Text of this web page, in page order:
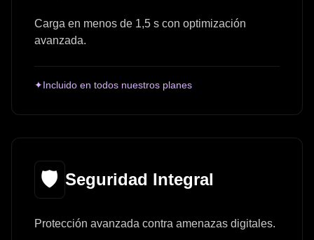
Carga en menos de 1,5 s con optimización
avanzada.
✦Incluido en todos nuestros planes
🛡️ Seguridad Integral
Protección avanzada contra amenazas digitales.